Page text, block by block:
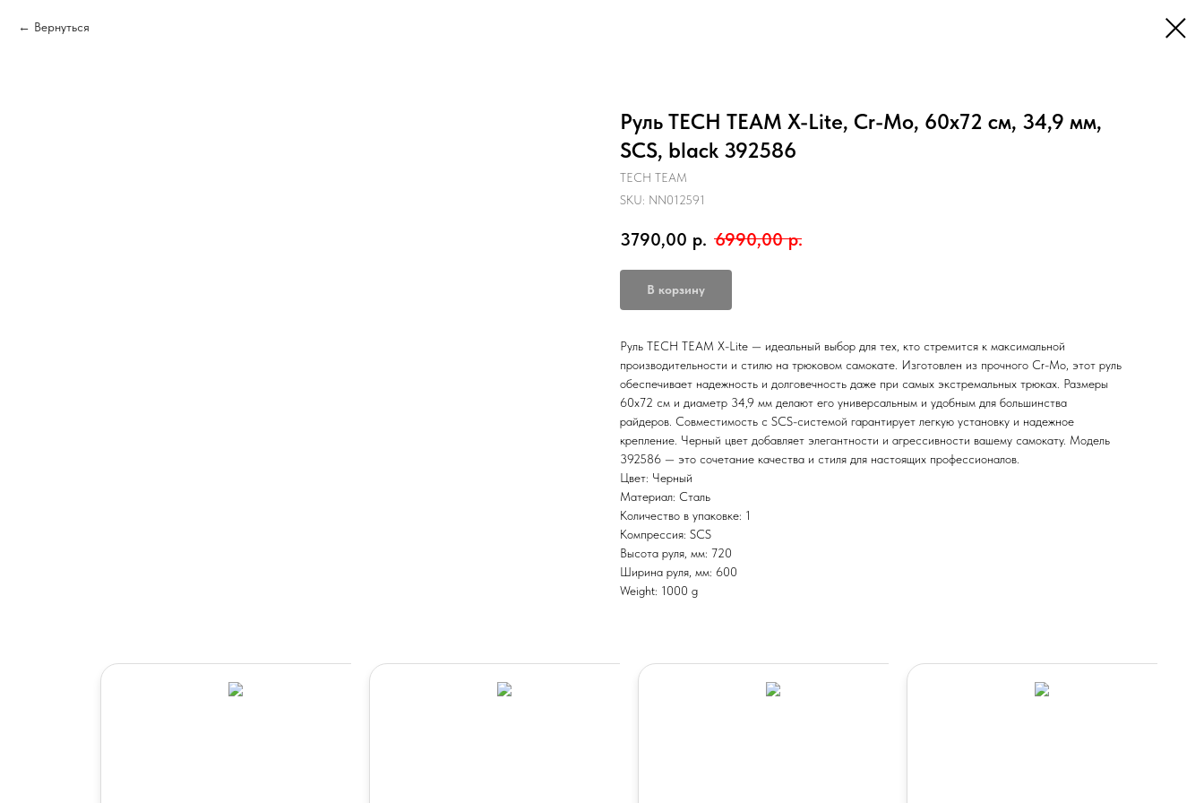
Вернуться
Руль TECH TEAM X-Lite, Cr-Mo, 60х72 см, 34,9 мм,
SCS, black 392586
TECH TEAM
SKU: NN012591
3790,00 р. 6990,00 р.
В корзину
Руль TECH TEAM X-Lite — идеальный выбор для тех, кто стремится к максимальной
производительности и стилю на трюковом самокате. Изготовлен из прочного Cr-Mo, этот руль
обеспечивает надежность и долговечность даже при самых экстремальных трюках. Размеры
60х72 см и диаметр 34,9 мм делают его универсальным и удобным для большинства
райдеров. Совместимость с SCS-системой гарантирует легкую установку и надежное
крепление. Черный цвет добавляет элегантности и агрессивности вашему самокату. Модель
392586 — это сочетание качества и стиля для настоящих профессионалов.
Цвет: Черный
Материал: Сталь
Количество в упаковке: 1
Компрессия: SCS
Высота руля, мм: 720
Ширина руля, мм: 600
Weight: 1000 g